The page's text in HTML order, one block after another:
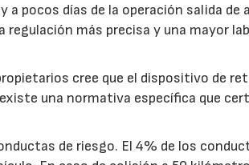
a pocos días de la operación salida
regulación más precisa y una mayor
cree que el dispositivo de
una normativa específica que
de riesgo. El 4% de los